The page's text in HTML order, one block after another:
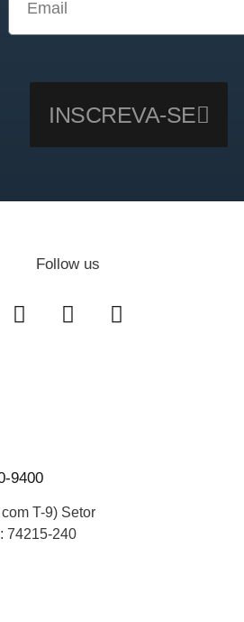
INSCREVA-SE
Follow us
9400
T-9) Setor
74215-240